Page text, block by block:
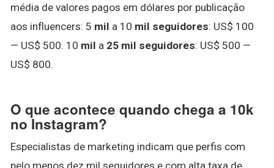
média de valores pagos em dólares por publicação
aos influencers: 5 mil a 10 mil seguidores: US$ 100
— US$ 500. 10 mil a 25 mil seguidores: US$ 500 —
US$ 800.
O que acontece quando chega a 10k
no Instagram?
Especialistas de marketing indicam que perfis com
pelo menos dez mil seguidores e com alta taxa de